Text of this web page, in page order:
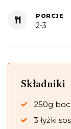
PORCJE
2-3
Składniki
250g
3 łyżki